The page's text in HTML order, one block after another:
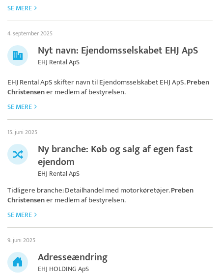
SE MERE
4. september 2025
Nyt navn: Ejendomsselskabet EHJ ApS
EHJ Rental ApS
EHJ Rental ApS skifter navn tilEjendomsselskabet EHJ ApS.Preben
Christensener medlem af bestyrelsen.
SE MERE
15. juni 2025
Ny branche: Køb og salg af egen fast
ejendom
EHJ Rental ApS
Tidligere branche: Detailhandel med motorkøretøjer.Preben
Christensener medlem af bestyrelsen.
SE MERE
9. juni 2025
Adresseændring
EHJ HOLDING ApS